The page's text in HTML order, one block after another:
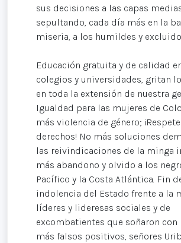
sus decisiones a las capas
sepultando, cada día más en la
miseria, a los humildes y
Educación gratuita y de calidad
colegios y universidades, gritan
en toda la extensión de nuestra
Igualdad para las mujeres de
más violencia de género;
derechos! No más soluciones
las reivindicaciones de la minga
más abandono y olvido a los
Pacífico y la Costa Atlántica. Fin
indolencia del Estado frente a la
líderes y lideresas sociales y de
excombatientes que soñaron con
más falsos positivos, señores